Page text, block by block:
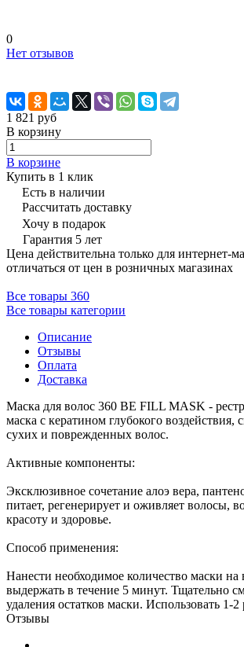
0
Нет отзывов
1 821 руб
В корзину
В корзине
Купить в 1 клик
Есть в наличии
Рассчитать доставку
Хочу в подарок
Гарантия 5 лет
Цена действительна только для интернет-
отличаться от цен в розничных магазинах
Все товары 360
Все товары категории
Описание
Отзывы
Оплата
Доставка
Маска для волос 360 BE FILL MASK -
маска с кератином глубокого воздействия,
сухих и поврежденных волос.
Активные компоненты:
Эксклюзивное сочетание алоэ вера,
питает, регенерирует и оживляет волосы,
красоту и здоровье.
Способ применения:
Нанести необходимое количество маски
выдержать в течение 5 минут. Тщательно
удаления остатков маски. Использовать 1-2
Отзывы